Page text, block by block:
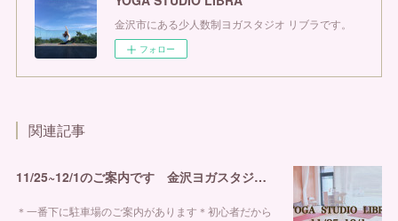
金沢市にある少人数制ヨガスタジオ リブラです。
フォロー
関連記事
11/25~12/1のご案内です 金沢ヨガスタジオ リブラ
＊一番下に駐車場のご案内があります＊初心者だから